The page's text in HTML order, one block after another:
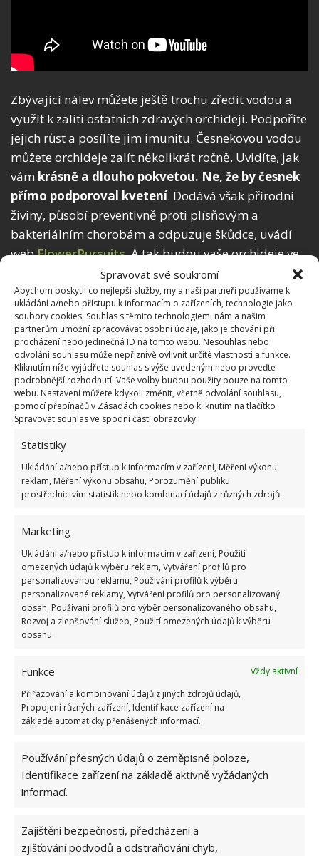
Spravovat své soukromí
Abychom poskytli co nejlepší služby, my a naši partneři používáme k
ukládání a/nebo přístupu k informacím o zařízeních, technologie jako
soubory cookies. Souhlas s těmito technologiemi nám a našim
partnerům umožní zpracovávat osobní údaje, jako je chování při
procházení nebo jedinečná ID na tomto webu. Nesouhlas nebo
odvolání souhlasu může nepříznivě ovlivnit určité vlastnosti a funkce.
Kliknutím níže vyjádřete souhlas s výše uvedeným nebo proveďte
podrobnější rozhodnutí. Vaše volby budou použity pouze na tomto
webu. Nastavení můžete kdykoli změnit, včetně odvolání souhlasu,
pomocí přepínačů v Zásadách cookies nebo kliknutím na tlačítko
Spravovat souhlas ve spodní části obrazovky.
Statistiky
Ukládání a/nebo přístup k informacím v zařízení, Měření výkonu
reklam, Měření výkonu obsahu, Porozumění publiku
prostřednictvím statistik nebo kombinací údajů z různých zdrojů.
Marketing
Ukládání a/nebo přístup k informacím v zařízení, Použití
omezených údajů k výběru reklam, Vytváření profilů pro
personalizovanou reklamu, Používání profilů k výběru
personalizované reklamy, Vytváření profilů pro personalizovaný
obsah, Používání profilů pro výběr personalizovaného obsahu,
Rozvoj a zlepšování služeb, Použití omezených údajů k výběru
obsahu.
Funkce
Vždy aktivní
Přiřazování a kombinování údajů z jiných zdrojů údajů,
Propojení různých zařízení, Identifikace zařízení na
základě automaticky přenášených informací.
Používání přesných údajů o zeměpisné poloze,
Identifikace zařízení na základě aktivně vyžádaných
informací.
Zajištění bezpečnosti, předcházení a
zjišťování podvodů a odstraňování chyb,
Zbývající nálev můžete ještě trochu zředit vodou a
využít k zalití ostatních zdravých orchidejí. Podpoříte
jejich růst a posílíte jim imunitu. Česnekovou vodou
můžete orchideje zalít několikrát ročně. Uvidíte, jak
vám krásně a dlouho pokvetou. Ne, že by česnek
přímo podporoval kvetení. Dodává však přírodní
živiny, působí preventivně proti plísňovým a
bakteriálním chorobám a odpuzuje škůdce, uvádí
webFlowerPursuits. A tak budou vaše orchideje ve
skvělé kondici, a to se na květenství projeví.
Domácí pařeniště je klíčem k
předpěstování sazenic. Lze ho
snadno vyrobit z bedýnek
Proces obnovy rostliny
Skleněnou nádobu máte připravenou, tak ještě
podle návodu na videu připravte zavlažovací systém,
při němž se využije vzlínání tekutiny. Budete
potřebovat horní část plastové lahve s hrdlem. Tu
například tampon na čištění obličeje, tenký
návodu ho instalujte a do nádoby dolijte potřebné
množství vody. Tu doplňujte podle potřeby a list
obden zavlažujte pomocí rozprašovače. Kořeny se
objeví poměrně brzy a do dvou měsíců bude nová
rostlina připravena k přesazení.
O tom,jaké chyby dělají pěstitelé orchidejí během
zimy, jsme pro vás na webu BydlímeÚtulně napsali
už dříve.